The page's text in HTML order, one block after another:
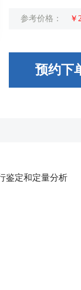
参考价格： ￥
预约下
鉴定和定量分析